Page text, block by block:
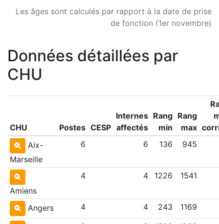
Les âges sont calculés par rapport à la date de prise
de fonction (1er novembre)
Données détaillées par
CHU
CHU Postes CESP
Internes
affectés
Rang
min
Rang
max
Aix-
Marseille
6 6 136 945
Amiens
4 4 1226 1541
Angers 4 4 243 1169